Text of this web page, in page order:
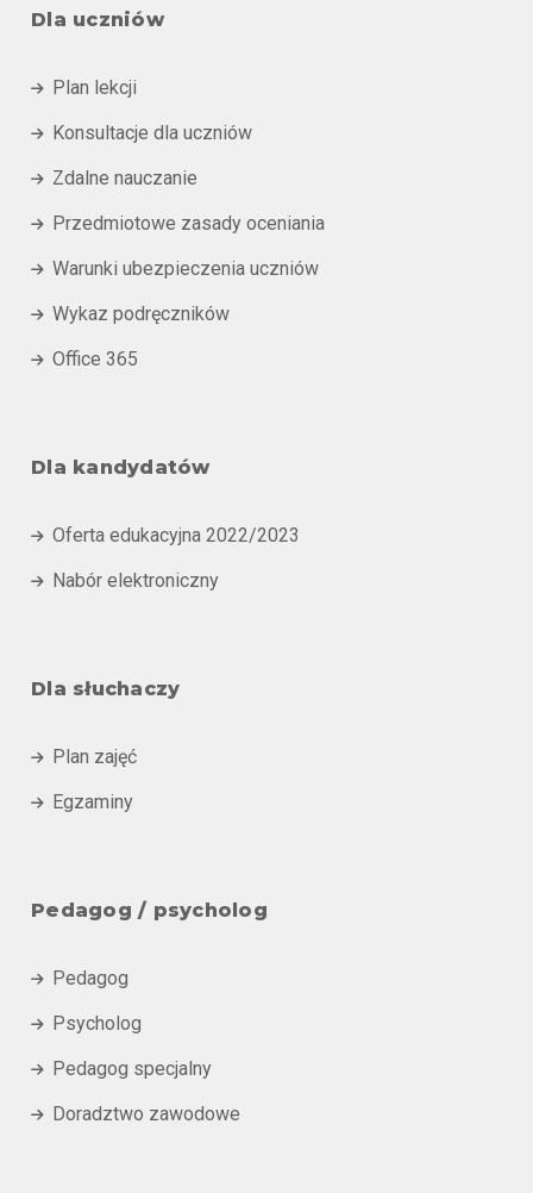
Dla uczniów
 Plan lekcji
 Konsultacje dla uczniów
 Zdalne nauczanie
 Przedmiotowe zasady oceniania
 Warunki ubezpieczenia uczniów
 Wykaz podręczników
 Office 365
Dla kandydatów
 Oferta edukacyjna 2022/2023
 Nabór elektroniczny
Dla słuchaczy
 Plan zajęć
 Egzaminy
Pedagog / psycholog
 Pedagog
 Psycholog
 Pedagog specjalny
 Doradztwo zawodowe